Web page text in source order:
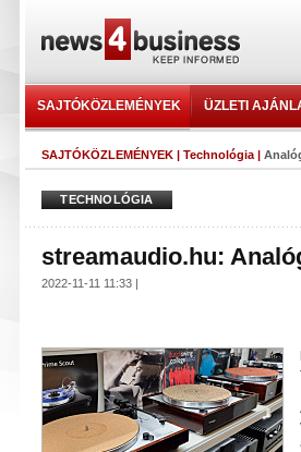
SAJTÓKÖZLEMÉNYEK ÜZLETI
SAJTÓKÖZLEMÉNYEK | Technológia |
TECHNOLÓGIA
streamaudio.hu:
2022-11-11 11:33 |